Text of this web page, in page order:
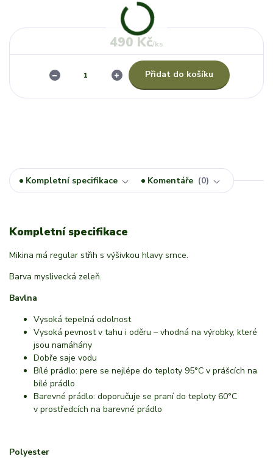
490 Kč/ks
Přidat do košíku
Kompletní specifikace Komentáře 0
Kompletní specifikace
Mikina má regular střih s výšivkou hlavy srnce.
Barva myslivecká zeleň.
Bavlna
Vysoká tepelná odolnost
Vysoká pevnost v tahu i oděru – vhodná na výrobky, které
jsou namáhány
Dobře saje vodu
Bílé prádlo: pere se nejlépe do teploty 95°C v prášcích na
bílé prádlo
Barevné prádlo: doporučuje se praní do teploty 60°C
v prostředcích na barevné prádlo
Polyester